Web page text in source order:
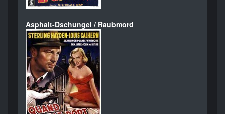
Asphalt-Dschungel / Raubmord